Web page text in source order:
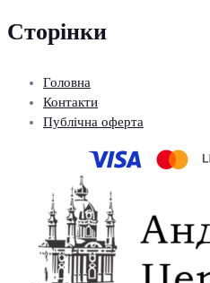
Сторінки
Головна
Контакти
Публічна оферта